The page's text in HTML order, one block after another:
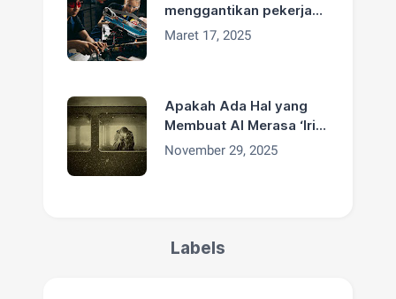
menggantikan pekerjaan
manusia secara luas
Maret 17, 2025
Apakah Ada Hal yang
Membuat AI Merasa ‘Iri’
Terhadap Manusia?
November 29, 2025
Labels